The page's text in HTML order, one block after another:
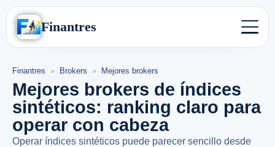
Finantres
Finantres » Brokers » Mejores brokers
Mejores brokers de índices
sintéticos: ranking claro para
operar con cabeza
Operar índices sintéticos puede parecer sencillo desde